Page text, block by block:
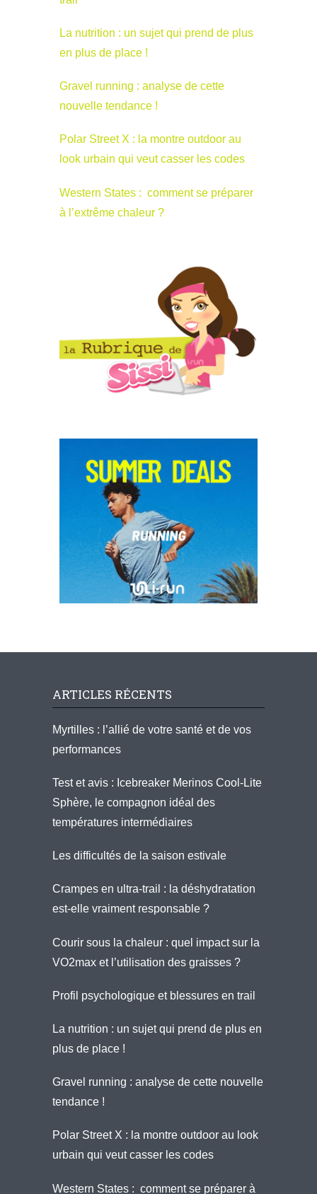
La nutrition : un sujet qui prend de plus
en plus de place !
Gravel running : analyse de cette
nouvelle tendance !
Polar Street X : la montre outdoor au
look urbain qui veut casser les codes
Western States : comment se préparer
à l’extrême chaleur ?
ARTICLES RÉCENTS
Myrtilles : l’allié de votre santé et de vos
performances
Test et avis : Icebreaker Merinos Cool-Lite
Sphère, le compagnon idéal des
températures intermédiaires
Les difficultés de la saison estivale
Crampes en ultra-trail : la déshydratation
est-elle vraiment responsable ?
Courir sous la chaleur : quel impact sur la
VO2max et l’utilisation des graisses ?
Profil psychologique et blessures en trail
La nutrition : un sujet qui prend de plus en
plus de place !
Gravel running : analyse de cette nouvelle
tendance !
Polar Street X : la montre outdoor au look
urbain qui veut casser les codes
Western States : comment se préparer à